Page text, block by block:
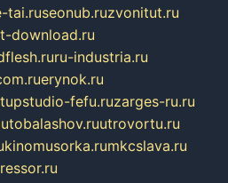
tai.ruseonub.ruzvonitut.ru
download.ru
ru-industria.ru
erynok.ru
fefu.ruzarges-ru.ru
utrovortu.ru
kinomusorka.rumkcslava.ru